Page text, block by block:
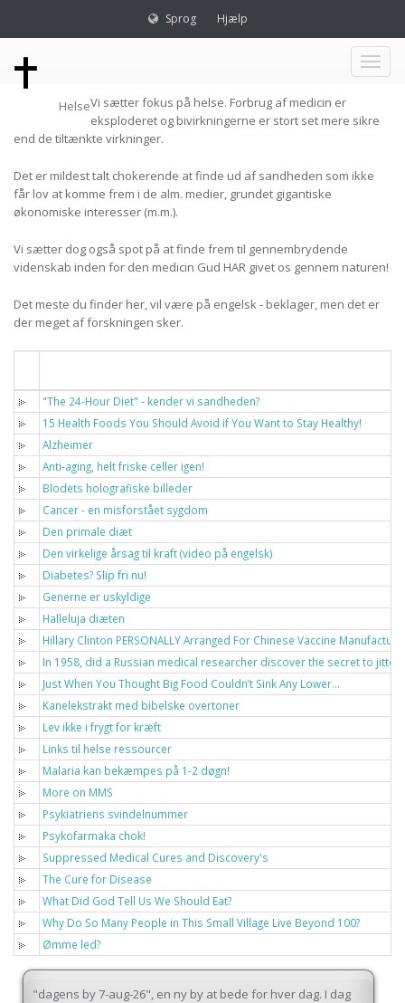
Sprog Hjælp
Toggle
HelseVi sætter fokus på helse. Forbrug af medicin er
eksploderet og bivirkningerne er stort set mere sikre
end de tiltænkte virkninger.
Det er mildest talt chokerende at finde ud af sandheden som ikke
får lov at komme frem i de alm. medier, grundet gigantiske
økonomiske interesser (m.m.).
Vi sætter dog også spot på at finde frem til gennembrydende
videnskab inden for den medicin Gud HAR givet os gennem naturen!
Det meste du finder her, vil være på engelsk - beklager, men det er
der meget af forskningen sker.
"The 24-Hour Diet" - kender vi sandheden?
15 Health Foods You Should Avoid if You Want to Stay Healthy!
Alzheimer
Anti-aging, helt friske celler igen!
Blodets holografiske billeder
Cancer - en misforstået sygdom
Den primale diæt
Den virkelige årsag til kraft (video på engelsk)
Diabetes? Slip fri nu!
Generne er uskyldige
Halleluja diæten
Hillary Clinton PERSONALLY Arranged For Chinese Vaccine
In 1958, did a Russian medical researcher discover the secret to jitter-
Just When You Thought Big Food Couldn’t Sink Any Lower…
Kanelekstrakt med bibelske overtoner
Lev ikke i frygt for kræft
Links til helse ressourcer
Malaria kan bekæmpes på 1-2 døgn!
More on MMS
Psykiatriens svindelnummer
Psykofarmaka chok!
Suppressed Medical Cures and Discovery's
The Cure for Disease
What Did God Tell Us We Should Eat?
Why Do So Many People in This Small Village Live Beyond 100?
Ømme led?
"dagens by 7-aug-26", en ny by at bede for hver dag. I dag